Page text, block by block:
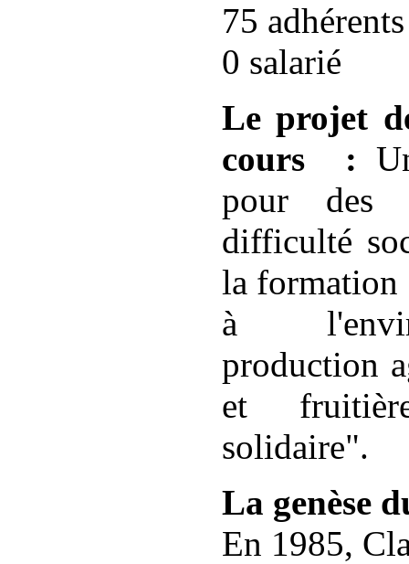
75 adhérents
0 salarié
Le projet
cours :
pour des
difficulté
la formation
à
production
et
solidaire".
La genèse
En 1985,